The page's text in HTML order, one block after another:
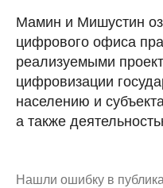
Мамин и Мишустин
цифрового офиса
реализуемыми
цифровизации
населению и
а также
Нашли ошибку в